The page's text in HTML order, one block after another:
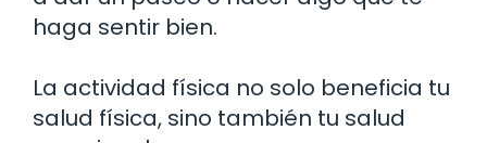
haga sentir bien.
La actividad física no solo beneficia tu
salud física, sino también tu salud